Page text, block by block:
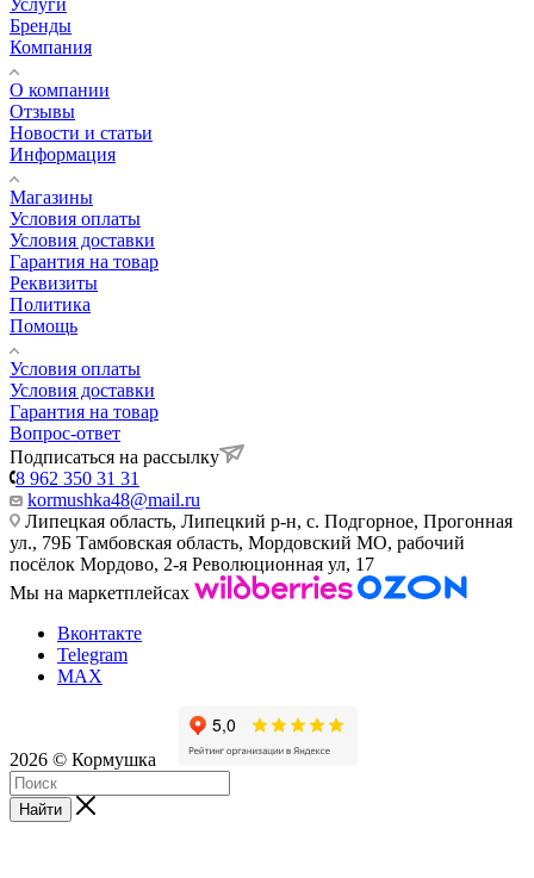
Бренды
Компания
О компании
Отзывы
Новости и статьи
Информация
Магазины
Условия оплаты
Условия доставки
Гарантия на товар
Реквизиты
Политика
Помощь
Условия оплаты
Условия доставки
Гарантия на товар
Вопрос-ответ
Подписаться на рассылку
8 962 350 31 31
kormushka48@mail.ru
Липецкая область, Липецкий р-н, с. Подгорное, Прогонная
ул., 79Б Тамбовская область, Мордовский МО, рабочий
посёлок Мордово, 2-я Революционная ул, 17
Мы на маркетплейсах
Вконтакте
Telegram
MAX
2026 © Кормушка
Найти